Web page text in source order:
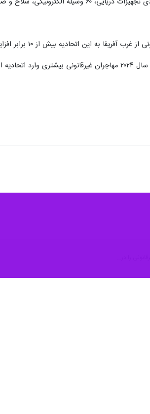
این اتحادیه بیش از ۱۰ برابر افزایش یافته است.
شوند.